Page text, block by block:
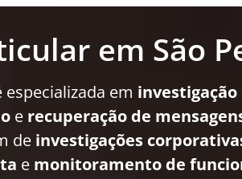
em São
especializada em investigação
e recuperação de
de investigações
e monitoramento de